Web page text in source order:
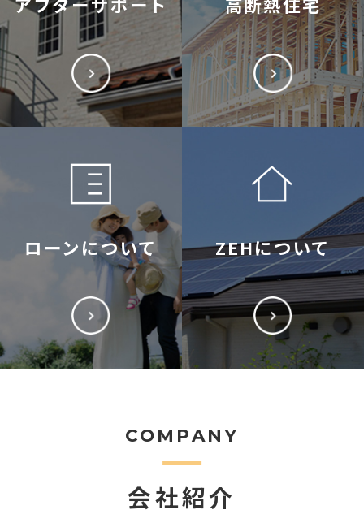
ローンについて ZEHについて
COMPANY
会社紹介